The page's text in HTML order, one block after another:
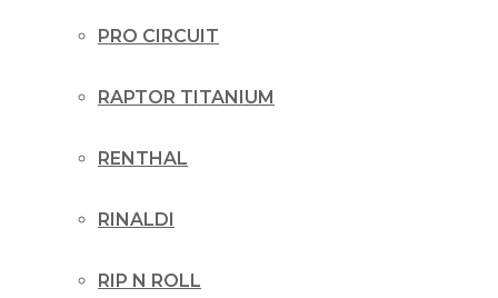
PRO CIRCUIT
RAPTOR TITANIUM
RENTHAL
RINALDI
RIP N ROLL